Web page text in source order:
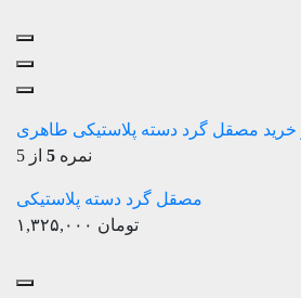
نمره 5 از 5
مصقل گرد دسته پلاستیکی
تومان